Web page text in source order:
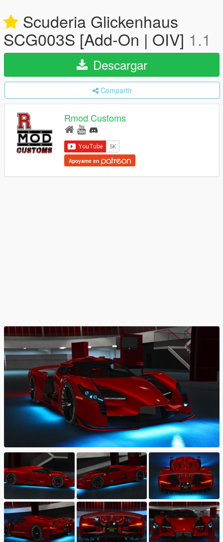
Scuderia Glickenhaus
SCG003S [Add-On | OIV] 1.1
Descargar
Compartir
Rmod Customs
Apoyame en